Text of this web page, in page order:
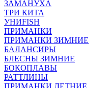
ЗАМАНУХА
ТРИ КИТА
УНИFISH
ПРИМАНКИ
ПРИМАНКИ ЗИМНИЕ
БАЛАНСИРЫ
БЛЕСНЫ ЗИМНИЕ
БОКОПЛАВЫ
РАТТЛИНЫ
ПРИМАНКИ ЛЕТНИЕ